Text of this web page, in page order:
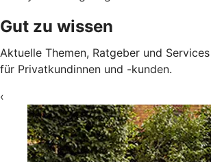
Gut zu wissen
Aktuelle Themen, Ratgeber und
für Privatkundinnen und -kunden.
‹